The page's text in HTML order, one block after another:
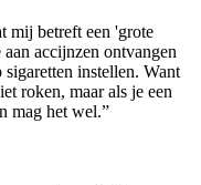
mij betreft een 'grote
accijnzen ontvangen
instellen. Want
roken, maar als je een
mag het wel.”